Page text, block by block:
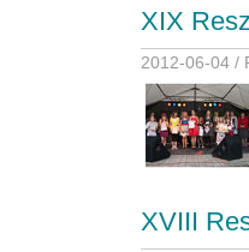
XIX
2012-06-04 /
XVIII